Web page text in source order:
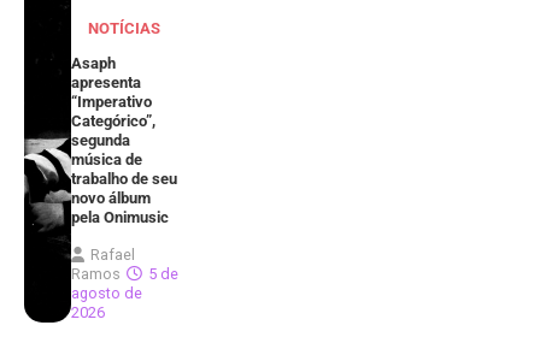
NOTÍCIAS
Asaph
apresenta
“Imperativo
Categórico”,
segunda
música de
trabalho de seu
novo álbum
pela Onimusic
Rafael
Ramos
5 de
agosto de
2026